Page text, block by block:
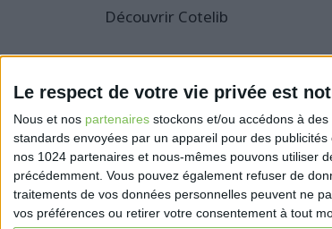
Le respect de votre vie privée est
Nous et nos partenaires stockons et/ou accédons à
standards envoyées par un appareil pour des
nos 1024 partenaires et nous-mêmes pouvons utiliser
précédemment. Vous pouvez également refuser de
traitements de vos données personnelles peuvent ne
vos préférences ou retirer votre consentement à tout
Découvrir Cotelib